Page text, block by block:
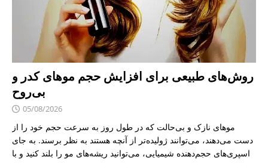
روش‌های طبیعی برای افزایش حجم موهای کدر و
بی‌روح
05/08/2026
موهای نازک و بی‌حالت که در طول روز به سرعت حجم خود را از
دست می‌دهند، می‌توانند ژولیده‌تر از آنچه هستند به نظر برسند. به جای
اسپری‌های حجم‌دهنده شیمیایی، می‌توانید ریشه‌های مو را بلند کنید و با